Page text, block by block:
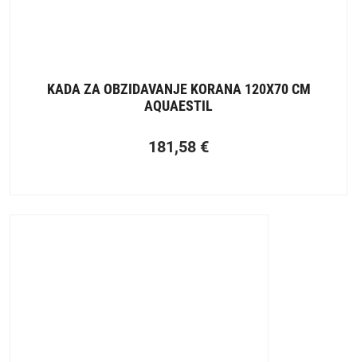
KADA ZA OBZIDAVANJE KORANA 120X70 CM
AQUAESTIL
181,58 €